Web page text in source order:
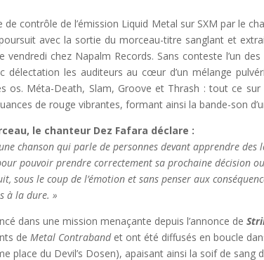
de contrôle de l’émission Liquid Metal sur SXM par le
avec la sortie du morceau-titre sanglant et
vendredi chez Napalm Records. Sans conteste l’un
délectation les auditeurs au cœur d’un mélange
os. Méta-Death, Slam, Groove et Thrash : tout ce
de rouge vibrantes, formant ainsi la bande-son
le chanteur Dez Fafara déclare :
chanson qui parle de personnes devant apprendre
pouvoir prendre correctement sa prochaine décision
sous le coup de l’émotion et sans penser aux
à la dure. »
dans une mission menaçante depuis l’annonce de
deMetal Contrabandet ont été diffusés en boucle
place du Devil’s Dosen), apaisant ainsi la soif de